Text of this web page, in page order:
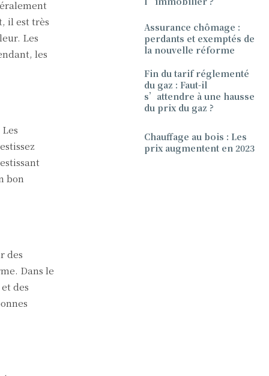
il est très
Les
les
bon
des
Dans le
des
Assurance chômage :
perdants et exemptés de
la nouvelle réforme
Fin du tarif réglementé
du gaz : Faut-il
s’attendre à une hausse
du prix du gaz ?
Chauffage au bois : Les
prix augmentent en 2023